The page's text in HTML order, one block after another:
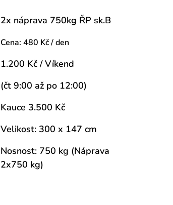
2x náprava 750kg ŘP sk.B
Cena: 480 Kč / den
1.200 Kč / Víkend
(čt 9:00 až po 12:00)
Kauce 3.500 Kč
Velikost: 300 x 147 cm
Nosnost: 750 kg (Náprava
2x750 kg)